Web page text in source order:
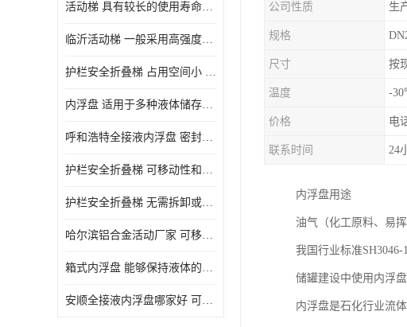
液氨液化气鹤管
定量装车系统
活动梯 具有较长的使用寿命和耐用性 一般采用高强度材料制造
临沂活动梯 一般采用高强度材料制造 可以用于多种不同的任务
护栏安全折叠梯 占用空间小 方便存放和搬运
内浮盘 适用于多种液体储存和运输 能够降低运输成本和维护成本
呼和浩特全接液内浮盘 密封性能好 有效保护液体质量
护栏安全折叠梯 可移动性和安全性较高 占用空间小
护栏安全折叠梯 无需拆卸或重新安装 占用空间小
哈尔滨铝合金活动厂家 可移动性和安全性较高 占用空间小
箱式内浮盘 能够保持液体的密闭状态 适用于多种液体储存和运输
安顺全接液内浮盘哪家好 可以自动上下浮动 密封性能好
公司性质 生
规格
尺寸 按
温度 -
价格 电
联系时间 24
内浮盘用途
油气（化工原料、易
我国行业标准
储罐建设中使用内浮盘
内浮盘是石化行业流